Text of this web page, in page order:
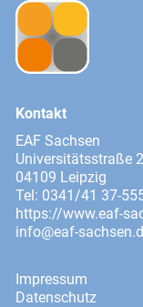
Kontakt
EAF Sachsen
Universitätsstraße 2
04109 Leipzig
Tel: 0341/41 37-
https://www.eaf-
info@eaf-
Impressum
Datenschutz